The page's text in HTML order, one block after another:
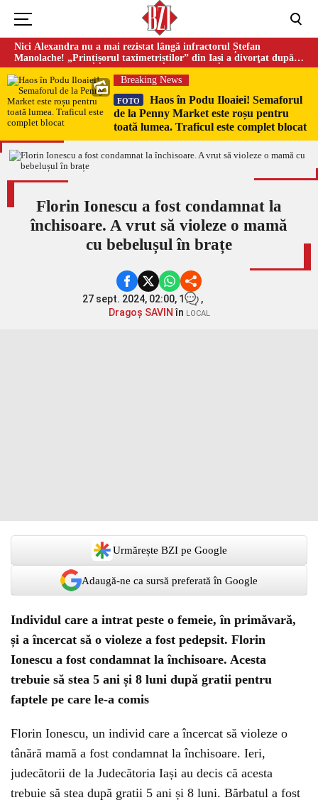
Nici Alexandra nu a mai rezistat lângă infractorul Ștefan
Manolache! „Prințișorul taximetriștilor” din Iași a divorţat după
doi ani de căsnicie
Breaking News
FOTO
Haos în Podu Iloaiei! Semaforul
de la Penny Market este roșu pentru
toată lumea. Traficul este complet blocat
Florin Ionescu a fost condamnat la
închisoare. A vrut să violeze o mamă
cu bebelușul în brațe
27 sept. 2024, 02:00, 1
,
Dragoș SAVIN în LOCAL
Urmărește BZI pe Google
Adaugă-ne ca sursă preferată în Google
Individul care a intrat peste o femeie, în primăvară,
și a încercat să o violeze a fost pedepsit. Florin
Ionescu a fost condamnat la închisoare. Acesta
trebuie să stea 5 ani și 8 luni după gratii pentru
faptele pe care le-a comis
Florin Ionescu, un individ care a încercat să violeze o
tânără mamă a fost condamnat la închisoare. Ieri,
judecătorii de la Judecătoria Iași au decis că acesta
trebuie să stea după gratii 5 ani și 8 luni. Bărbatul a fost